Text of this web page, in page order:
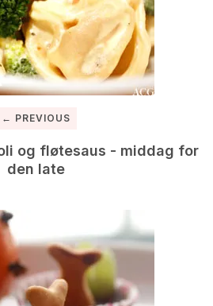
← PREVIOUS
og fløtesaus - middag for
den late